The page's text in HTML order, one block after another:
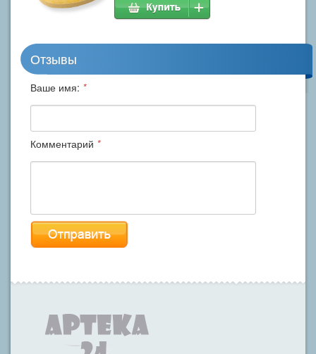
Отзывы
Ваше имя: *
Комментарий *